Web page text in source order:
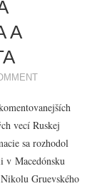
A
vecí Ruskej
sa rozhodol
v Macedónsku
Gruevského